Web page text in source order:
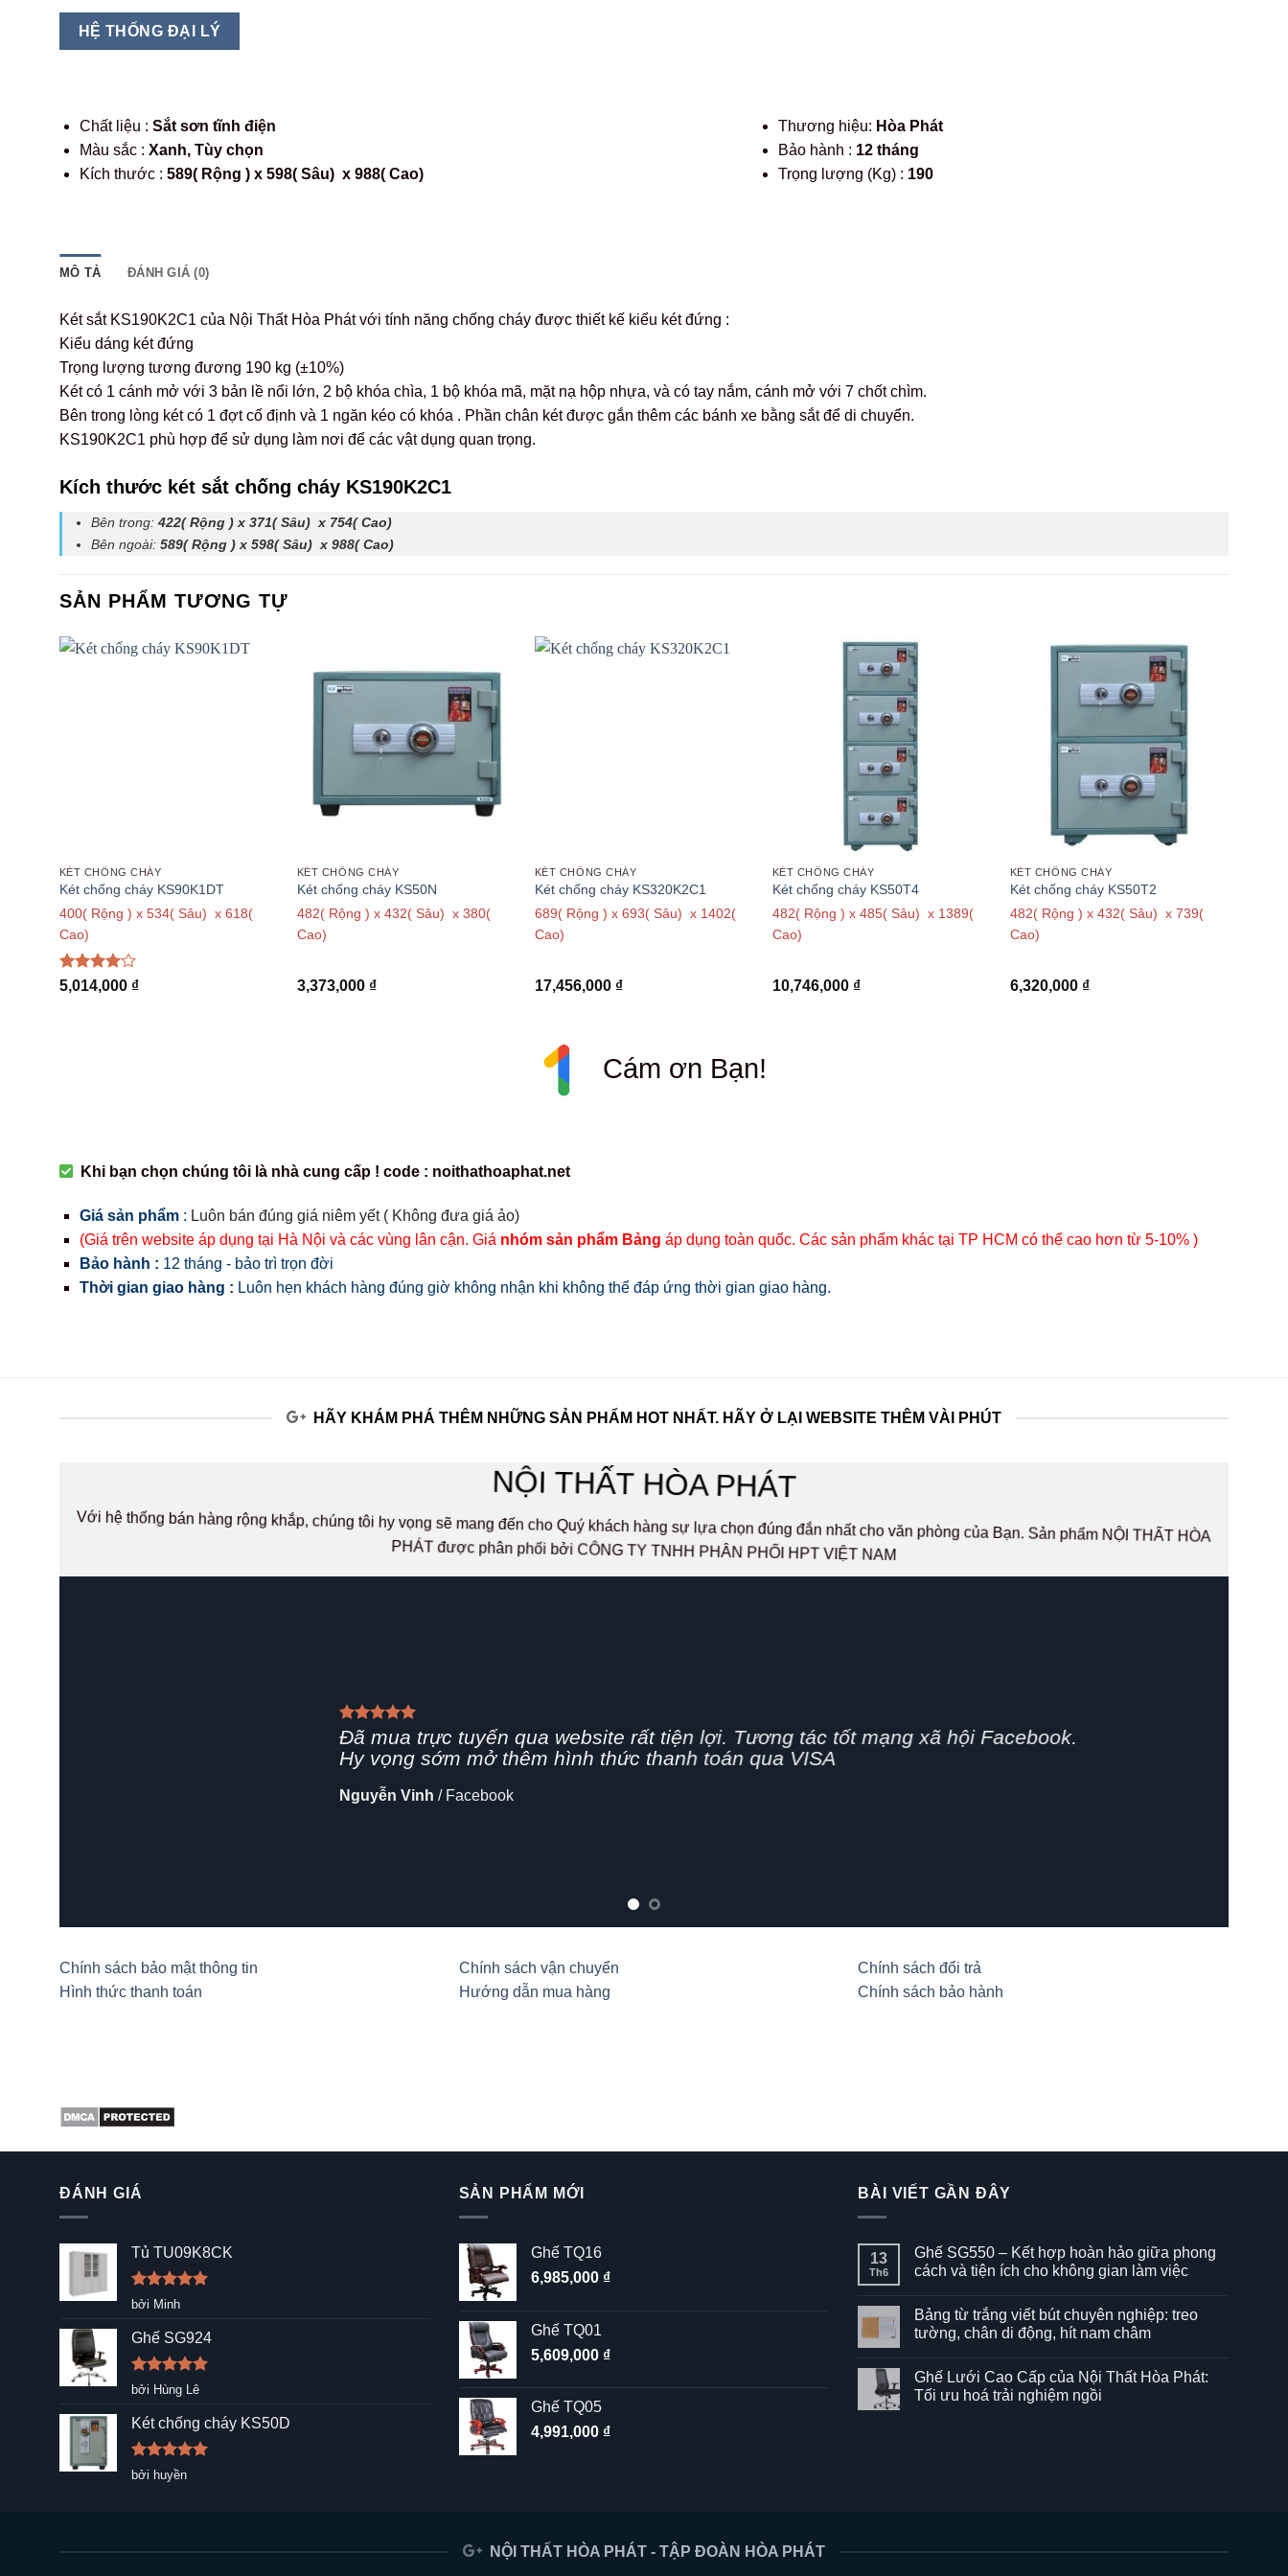
HỆ THỐNG ĐẠI LÝ
Chất liệu : Sắt sơn tĩnh điện
Màu sắc : Xanh, Tùy chọn
Kích thước : 589( Rộng ) x 598( Sâu) x 988( Cao)
Thương hiệu: Hòa Phát
Bảo hành : 12 tháng
Trọng lượng (Kg) : 190
MÔ TẢ ĐÁNH GIÁ (0)
Két sắt KS190K2C1 của Nội Thất Hòa Phát với tính năng chống cháy được thiết kế kiểu két đứng :
Kiểu dáng két đứng
Trọng lượng tương đương 190 kg (±10%)
Két có 1 cánh mở với 3 bản lề nổi lớn, 2 bộ khóa chìa, 1 bộ khóa mã, mặt nạ hộp nhựa, và có tay nắm, cánh mở với 7 chốt chìm.
Bên trong lòng két có 1 đợt cố định và 1 ngăn kéo có khóa . Phần chân két được gắn thêm các bánh xe bằng sắt để di chuyển.
KS190K2C1 phù hợp để sử dụng làm nơi để các vật dụng quan trọng.
Kích thước két sắt chống cháy KS190K2C1
Bên trong: 422( Rộng ) x 371( Sâu) x 754( Cao)
Bên ngoài: 589( Rộng ) x 598( Sâu) x 988( Cao)
SẢN PHẨM TƯƠNG TỰ
KÉT CHỐNG CHÁY
Két chống cháy KS90K1DT
400( Rộng ) x 534( Sâu) x 618(
Cao)
Được
5,014,000 ₫
KÉT CHỐNG CHÁY
Két chống cháy KS50N
482( Rộng ) x 432( Sâu) x 380(
Cao)
3,373,000 ₫
KÉT CHỐNG CHÁY
Két chống cháy KS320K2C1
689( Rộng ) x 693( Sâu) x 1402(
Cao)
17,456,000 ₫
KÉT CHỐNG CHÁY
Két chống cháy KS50T4
482( Rộng ) x 485( Sâu) x 1389(
Cao)
10,746,000 ₫
KÉT CHỐNG CHÁY
Két chống cháy KS50T2
482( Rộng ) x 432( Sâu) x 739(
Cao)
6,320,000 ₫
Cám ơn Bạn!
Khi bạn chọn chúng tôi là nhà cung cấp ! code : noithathoaphat.net
Giá sản phẩm: Luôn bán đúng giá niêm yết ( Không đưa giá ảo)
(Giá trên website áp dụng tại Hà Nội và các vùng lân cận. Giá nhóm sản phẩm Bảng áp dụng toàn quốc. Các sản phẩm khác tại TP HCM có thể cao hơn từ 5-10% )
Bảo hành : 12 tháng - bảo trì trọn đời
Thời gian giao hàng : Luôn hẹn khách hàng đúng giờ không nhận khi không thể đáp ứng thời gian giao hàng.
HÃY KHÁM PHÁ THÊM NHỮNG SẢN PHẨM HOT NHẤT. HÃY Ở LẠI WEBSITE THÊM VÀI PHÚT
NỘI THẤT HÒA PHÁT
Với hệ thống bán hàng rộng khắp, chúng tôi hy vọng sẽ mang đến cho Quý khách hàng sự lựa chọn đúng đắn nhất cho văn phòng của Bạn. Sản phẩm NỘI THẤT HÒA
PHÁT được phân phối bởi CÔNG TY TNHH PHÂN PHỐI HPT VIỆT NAM
Giao hàng nhanh,
rất chuyên nghiệp, hình thức bán hàng Online đang dần phát huy.
Shop nên cập nhật thêm tính năng chia sẻ mạng xã hội
Hải Yến / Zalo
Chính sách bảo mật thông tin
Hình thức thanh toán
Chính sách vận chuyển
Hướng dẫn mua hàng
Chính sách đổi trả
Chính sách bảo hành
ĐÁNH GIÁ
Tủ TU09K8CK
Được xếp
sao
bởi Minh
Ghế SG924
Được xếp
5
sao
bởi Hùng Lê
Két chống cháy KS50D
Được xếp
hạng5
bởi huyền
SẢN PHẨM MỚI
Ghế TQ16
6,985,000 ₫
Ghế TQ01
5,609,000 ₫
Ghế TQ05
4,991,000 ₫
BÀI VIẾT GẦN ĐÂY
13
Th6
Ghế SG550 – Kết hợp hoàn hảo giữa phong
cách và tiện ích cho không gian làm việc
bình
luận
ở
–
Kết
hợp
làm
Bảng từ trắng viết bút chuyên nghiệp: treo
tường, chân di động, hít nam châm
bình
luận
ở
động,
Ghế Lưới Cao Cấp của Nội Thất Hòa Phát:
Tối ưu hoá trải nghiệm ngồi
Thất
NỘI THẤT HÒA PHÁT - TẬP ĐOÀN HÒA PHÁT